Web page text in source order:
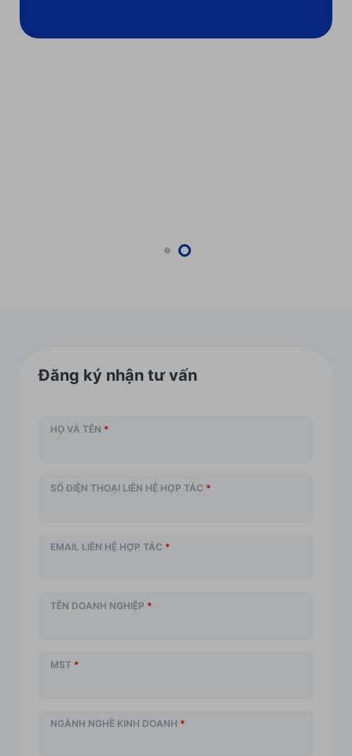
Đăng ký nhận tư vấn
HỌ VÀ TÊN *
SỐ ĐIỆN THOẠI LIÊN HỆ HỢP TÁC *
EMAIL LIÊN HỆ HỢP TÁC *
TÊN DOANH NGHIỆP *
MST *
NGÀNH NGHỀ KINH DOANH *